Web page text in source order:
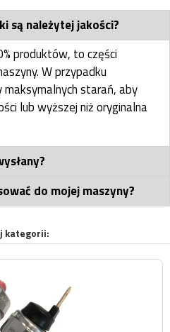
są należytej jakości?
produktów, to części
W przypadku
starań, aby
lub wyższej niż oryginalna
do mojej maszyny?
kategorii: